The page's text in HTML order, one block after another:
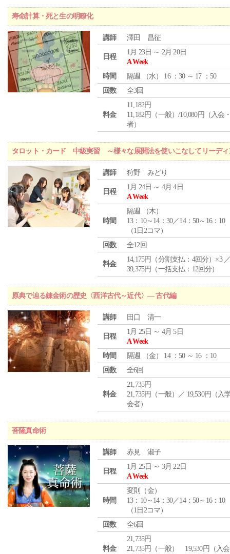
寿命計算・死と生の明瞭化
講師 澤田 昌征
日程
1月 23日 ～ 2月 20日
A Week
時間
隔週 （水） 16 ：30 ～ 17 ：50
回数
全3回
料金
11,182円
11,182円（一般）/10,080円（入会
者）
タロット・カード 中級実習 ～様々な展開法を使いこなしてリーディ
講師 狩野 みどり
日程
1月 24日 ～ 4月 4日
A Week
時間
隔週 （木）
13：10～14：30／14：50～16：10
（1日2コマ）
回数
全12回
料金
14,175円（分割支払：4回分）×3
39,375円（一括支払：12回分）
原典で辿る錬金術の歴史〈西洋古代～近代〉― 古代編
講師 田口 清一
日程
1月 25日 ～ 4月 5日
A Week
時間
隔週 （金） 14 ：50 ～ 16 ：10
回数
全6回
料金
21,735円
21,735円（一般）／ 19,530円（入
会者）
菩薩真命術
講師 赤見 淑子
日程
1月 25日 ～ 3月 22日
A Week
時間
変則（金）
13：10～14：30／14：50～16：10
（1日2コマ）
回数
全6回
料金
21,735円
21,735円（一般） 19,530円（入